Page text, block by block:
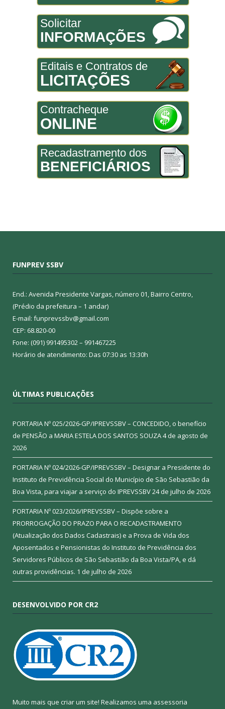
Solicitar
INFORMAÇÕES
Editais e Contratos de
LICITAÇÕES
Contracheque
ONLINE
Recadastramento dos
BENEFICIÁRIOS
FUNPREV SSBV
End.: Avenida Presidente Vargas, número 01, Bairro Centro,
(Prédio da prefeitura – 1 andar)
E-mail: funprevssbv@gmail.com
CEP: 68.820-00
Fone: (091) 991495302 – 991467225
Horário de atendimento: Das 07:30 as 13:30h
ÚLTIMAS PUBLICAÇÕES
PORTARIA Nº 025/2026-GP/IPREVSSBV – CONCEDIDO, o benefício
de PENSÃO a MARIA ESTELA DOS SANTOS SOUZA4 de agosto de
2026
PORTARIA Nº 024/2026-GP/IPREVSSBV – Designar a Presidente do
Instituto de Previdência Social do Município de São Sebastião da
Boa Vista, para viajar a serviço do IPREVSSBV24 de julho de 2026
PORTARIA Nº 023/2026/IPREVSSBV – Dispõe sobre a
PRORROGAÇÃO DO PRAZO PARA O RECADASTRAMENTO
(Atualização dos Dados Cadastrais) e a Prova de Vida dos
Aposentados e Pensionistas do Instituto de Previdência dos
Servidores Públicos de São Sebastião da Boa Vista/PA, e dá
outras providências. 1 de julho de 2026
DESENVOLVIDO POR CR2
Muito mais que criar um site! Realizamos uma assessoria